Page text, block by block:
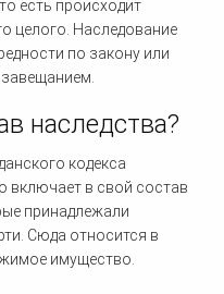
есть происходит
целого. Наследование
по закону или
наследства?
кодекса
включает в свой состав
принадлежали
Сюда относится в
имущество.